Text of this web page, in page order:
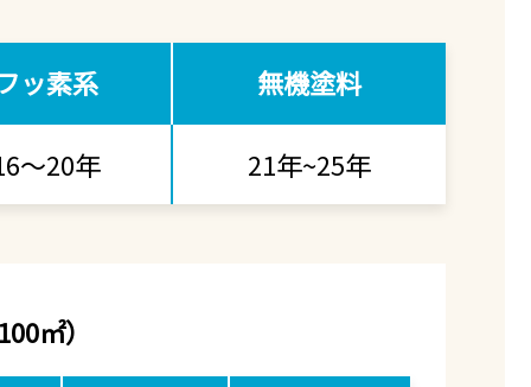
ッ素系 無機塗料
～20年 21年~25年
㎡）